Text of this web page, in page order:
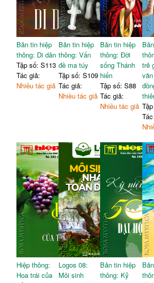
Bản tin hiệp
thông: Di dân
Tập số: S113
Tác giả:
Nhiều tác giả
Bản tin hiệp
thông: Vấn
đề ma túy
Tập số: S109
Tác giả:
Nhiều tác giả
Bản tin hiệp
thông: Đời
sống Thánh
hiến
Tập số: S88
Tác giả:
Nhiều tác giả
trẻ
Hiệp thông:
Hoa trái của
Logos 08:
Môi sinh
Bản tin hiệp
thông: Kỷ